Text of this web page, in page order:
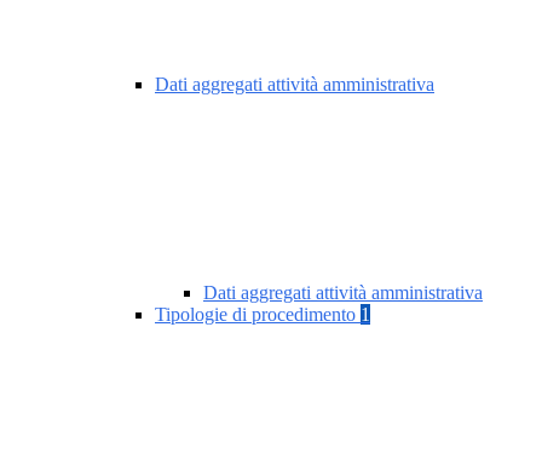
Dati aggregati attività amministrativa
Dati aggregati attività amministrativa
Tipologie di procedimento 1